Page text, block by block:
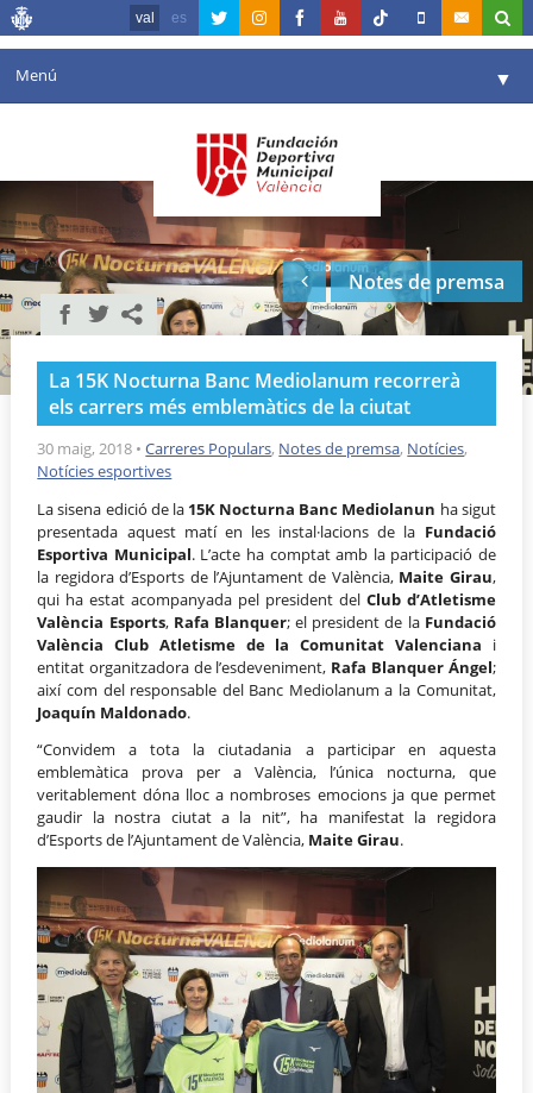
val es
Menú ▼
Agenda
Instal·lacions
Comunicació ▼
València en esport
Portal de Transparència
Reserves
Notes de premsa
La 15K Nocturna Banc Mediolanum recorrerà
els carrers més emblemàtics de la ciutat
30 maig, 2018 •Carreres Populars, Notes de premsa, Notícies,
Notícies esportives
La sisena edició de la15K Nocturna Banc Mediolanun ha sigut
presentada aquest matí en les instal·lacions de la Fundació
Esportiva Municipal. L’acte ha comptat amb la participació de
la regidora d’Esports de l’Ajuntament de València, Maite Girau,
qui ha estat acompanyada pel president del Club d’Atletisme
València Esports, Rafa Blanquer; el president de la Fundació
València Club Atletisme de la Comunitat Valenciana i
entitat organitzadora de l’esdeveniment, Rafa Blanquer Ángel;
així com del responsable del Banc Mediolanum a la Comunitat,
Joaquín Maldonado.
“Convidem a tota la ciutadania a participar en aquesta
emblemàtica prova per a València, l’única nocturna, que
veritablement dóna lloc a nombroses emocions ja que permet
gaudir la nostra ciutat a la nit”, ha manifestat la regidora
d’Esports de l’Ajuntament de València, Maite Girau.